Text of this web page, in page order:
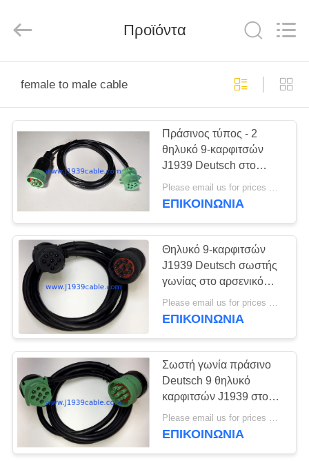
ΠΡΟΪΌΝΤΑ
ΠΕΡΊΠΟΥ
ΕΜΕΊΣ
ΓΎΡΟΣ
ΕΡΓΟΣΤΑΣΊΩΝ
ΠΟΙΟΤΙΚΌΣ
ΈΛΕΓΧΟΣ
ΜΑΣ
ΕΛΆΤΕ
ΣΕ
ΕΠΑΦΉ
ΜΕ
Rights
Reserved.
ECER
Προϊόντα
female to male cable
Πράσινος τύπος - 2
θηλυκό 9-καρφιτσών
J1939 Deutsch στο
αρσενικό καλώδιο 9Pin
J1939
Please email us for prices MOQ:100 τεμ
ΕΠΙΚΟΙΝΩΝΊΑ
Θηλυκό 9-καρφιτσών
J1939 Deutsch σωστής
γωνίας στο αρσενικό
καλώδιο σωστής γωνίας
J1939
Please email us for prices MOQ:100 τεμ
ΕΠΙΚΟΙΝΩΝΊΑ
Σωστή γωνία πράσινο
Deutsch 9 θηλυκό
καρφιτσών J1939 στο
αρσενικό καλώδιο
σωστής γωνίας J1939
Please email us for prices MOQ:100 τεμ
ΕΠΙΚΟΙΝΩΝΊΑ